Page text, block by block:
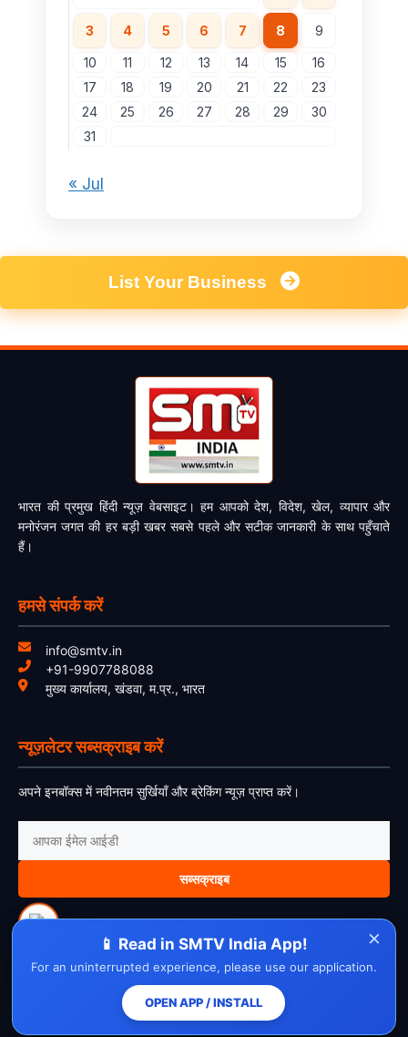
3 4 5 6 7 8 9
10 11 12 13 14 15
16
17
18 19 20 21 22
23
24
25 26 27 28 29
30
31
« Jul
List Your Business
भारत की प्रमुख हिंदी न्यूज़ वेबसाइट। हम आपको देश, विदेश, खेल, व्यापार और
मनोरंजन जगत की हर बड़ी खबर सबसे पहले और सटीक जानकारी के साथ पहुँचाते
हैं।
हमसे संपर्क करें
info@smtv.in
+91-9907788088
मुख्य कार्यालय, खंडवा, म.प्र., भारत
न्यूज़लेटर सब्सक्राइब करें
अपने इनबॉक्स में नवीनतम सुर्खियाँ और ब्रेकिंग न्यूज़ प्राप्त करें।
सब्सक्राइब
About UsContact Us DisclaimerPrivacy PolicyCookie Policy
Cancellation PolicyRefund PolicyTerms & Conditions
×
📱 Read in SMTV India App!
For an uninterrupted experience, please use our application.
OPEN APP / INSTALL